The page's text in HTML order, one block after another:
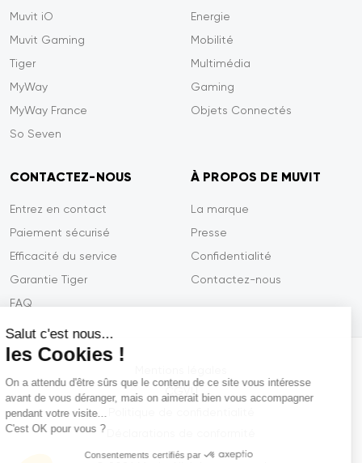
Salut c'est nous...
les Cookies !
On a attendu d'être sûrs que le contenu de ce site vous intéresse
avant de vous déranger, mais on aimerait bien vous accompagner
pendant votre visite...
C'est OK pour vous ?
Consentements certifiés par
Muvit iO
Muvit Gaming
Tiger
MyWay
MyWay France
So Seven
Energie
Mobilité
Multimédia
Gaming
Objets Connectés
CONTACTEZ-NOUS
Entrez en contact
Paiement sécurisé
Efficacité du service
Garantie Tiger
FAQ
À PROPOS DE MUVIT
La marque
Presse
Confidentialité
Contactez-nous
CGVU